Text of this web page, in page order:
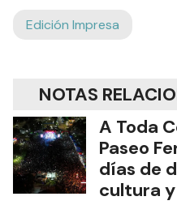
Edición Impresa
NOTAS
A Toda
Paseo
días de
cultura